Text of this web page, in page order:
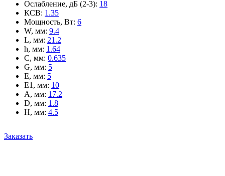
Ослабление, дБ (2-3): 18
КСВ: 1.35
Мощность, Вт: 6
W, мм: 9.4
L, мм: 21.2
h, мм: 1.64
C, мм: 0.635
G, мм: 5
E, мм: 5
E1, мм: 10
A, мм: 17.2
D, мм: 1.8
H, мм: 4.5
Заказать